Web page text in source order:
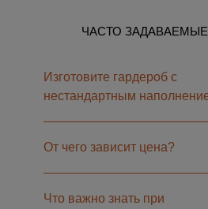
ЧАСТО
Изготовите гардероб с
нестандартным
От чего зависит цена?
Что важно знать при